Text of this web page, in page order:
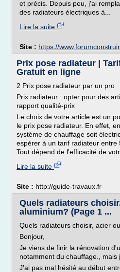
et précis. Depuis peu, j'ai
des radiateurs électriques à...
Lire la suite
Site : https://
Prix pose radiateur |
Gratuit en ligne
2 Prix pose radiateur par un pro
Prix radiateur : opter pour des
rapport qualité-prix
Le choix de votre article est un
le prix pose radiateur. En effet,
système de chauffage soit
espérer à un tarif radiateur entre
Tout dépend de l'efficacité de
Lire la suite
Site : http://guide-travaux.fr
Quels radiateurs
aluminium? (Page 1 ...
Quels radiateurs choisir, acier
Bonjour,
Je viens de finir la rénovation
notamment du chauffage., mais
J'ai pas mal hésité au début